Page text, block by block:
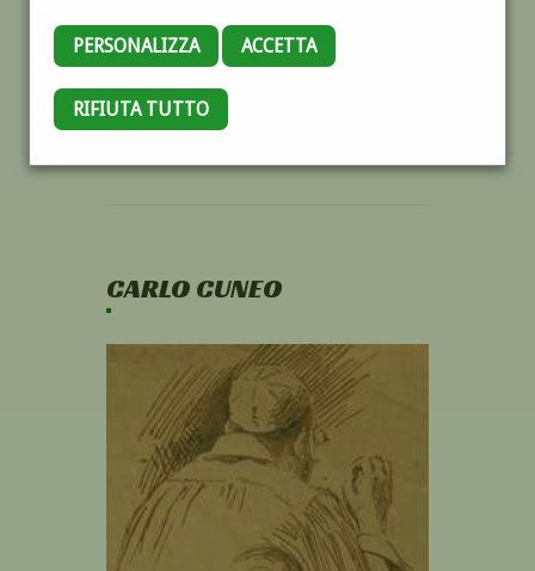
PERSONALIZZA ACCETTA
RIFIUTA TUTTO
CARLO CUNEO